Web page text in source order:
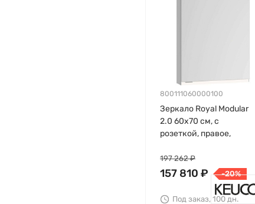
800111060000100
Зеркало Royal Modular
2.0 60х70 см, с
розеткой, правое,
подсветкой, Keuco
157 810 ₽
197 262 ₽
-20%
Под заказ, 100 дн.